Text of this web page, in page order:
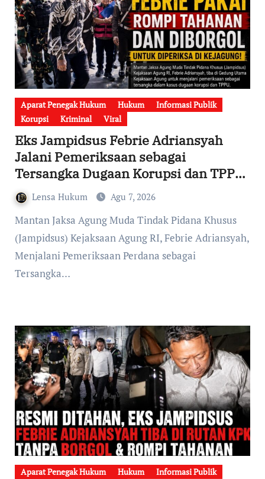
Aparat Penegak Hukum Hukum
Informasi Publik
Korupsi
Kriminal Viral
Eks Jampidsus Febrie Adriansyah
Jalani Pemeriksaan sebagai
Tersangka Dugaan Korupsi dan TPPU,
Datang ke Kejaksaan Agung
Mengenakan Rompi Tahanan
Lensa Hukum Agu 7, 2026
Mantan Jaksa Agung Muda Tindak Pidana Khusus
(Jampidsus) Kejaksaan Agung RI, Febrie Adriansyah,
Menjalani Pemeriksaan Perdana sebagai
Tersangka…
Aparat Penegak Hukum Hukum
Informasi Publik